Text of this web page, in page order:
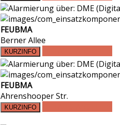
FEUBMA
Berner Allee
FEUBMA
Ahrenshooper Str.